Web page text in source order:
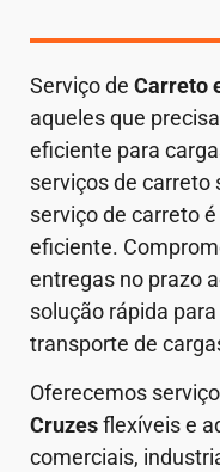
Serviço de Carreto
aqueles que
eficiente para
serviços de carreto
serviço de carreto
eficiente.
entregas no prazo
solução rápida
transporte de
Oferecemos
Cruzesflexíveis e
comerciais,